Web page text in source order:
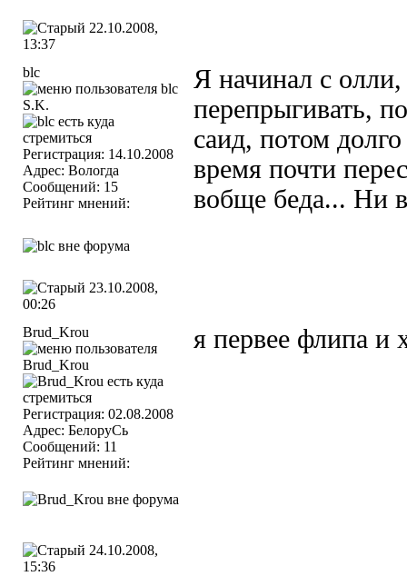
22.10.2008,
13:37
blc
S.K.
Регистрация: 14.10.2008
Адрес: Вологда
Сообщений: 15
Рейтинг мнений:
Я начинал с
перепрыгивать,
саид, потом
время почти
вобще беда... Ни
23.10.2008,
00:26
Brud_Krou
Регистрация: 02.08.2008
Адрес: БелоруСь
Сообщений: 11
Рейтинг мнений:
я первее флипа и
24.10.2008,
15:36